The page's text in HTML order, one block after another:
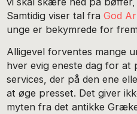
Samtidig viser tal fraGod
unge er bekymrede for
Alligevel forventes mange
hver evig eneste dag for
services, der på den ene
at øge presset. Det giver
myten fra det antikke